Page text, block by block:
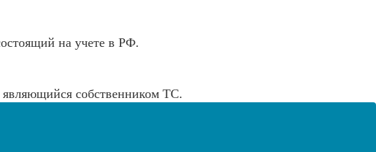
на учете в РФ.
собственником ТС.